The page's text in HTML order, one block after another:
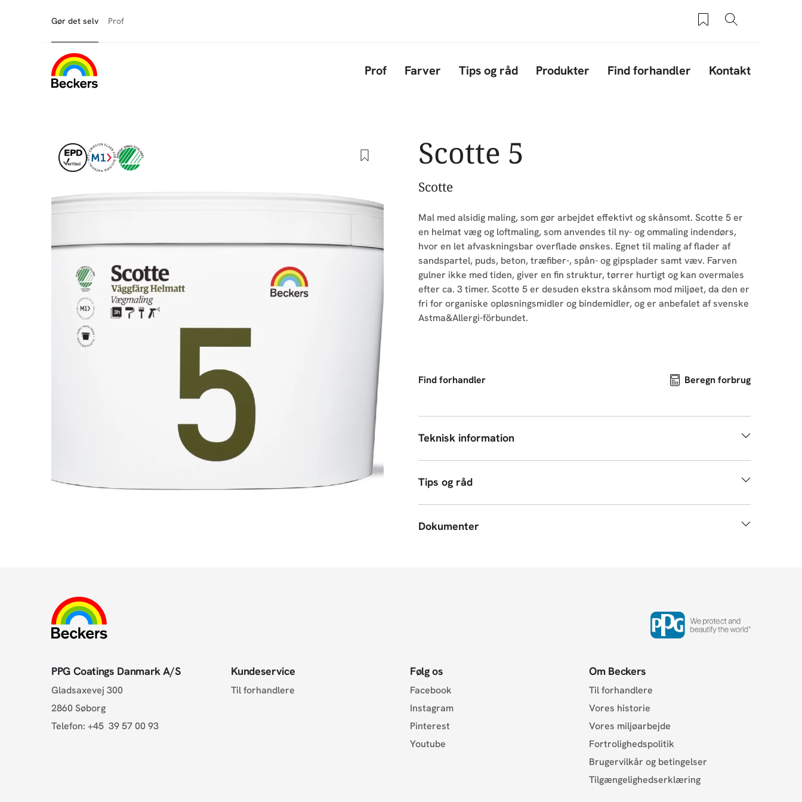
Gør det selv Prof Saved products
Søg
Prof Farver Tips og råd Produkter Find forhandler Kontakt
Scotte 5
Scotte
Mal med alsidig maling, som gør arbejdet effektivt og skånsomt. Scotte 5 er
en helmat væg og loftmaling, som anvendes til ny- og ommaling indendørs,
hvor en let afvaskningsbar overflade ønskes. Egnet til maling af flader af
sandspartel, puds, beton, træfiber-, spån- og gipsplader samt væv. Farven
gulner ikke med tiden, giver en fin struktur, tørrer hurtigt og kan overmales
efter ca. 3 timer. Scotte 5 er desuden ekstra skånsom mod miljøet, da den er
fri for organiske opløsningsmidler og bindemidler, og er anbefalet af svenske
Astma&Allergi-förbundet.
Find forhandler Beregn forbrug
Teknisk information
Tips og råd
Dokumenter
PPG Coatings Danmark A/S
Gladsaxevej 300
2860 Søborg
Telefon:+45 39 57 00 93
Kundeservice
Til forhandlere
Følg os
Facebook
Instagram
Pinterest
Youtube
Om Beckers
Til forhandlere
Vores historie
Vores miljøarbejde
Fortrolighedspolitik
Brugervilkår og betingelser
Tilgængelighedserklæring